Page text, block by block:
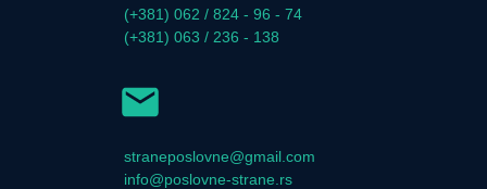
(+381) 062 / 824 - 96 - 74
(+381) 063 / 236 - 138
straneposlovne@gmail.com
info@poslovne-strane.rs